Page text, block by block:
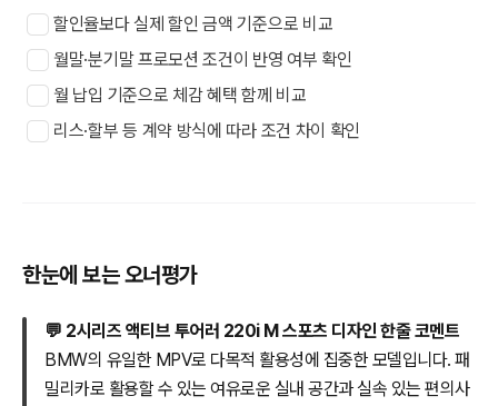
할인율보다 실제 할인 금액 기준으로 비교
월말·분기말 프로모션 조건이 반영 여부 확인
월 납입 기준으로 체감 혜택 함께 비교
리스·할부 등 계약 방식에 따라 조건 차이 확인
한눈에 보는 오너평가
💬 2시리즈 액티브 투어러 220i M 스포츠 디자인 한줄 코멘트
BMW의 유일한 MPV로 다목적 활용성에 집중한 모델입니다. 패
밀리카로 활용할 수 있는 여유로운 실내 공간과 실속 있는 편의사